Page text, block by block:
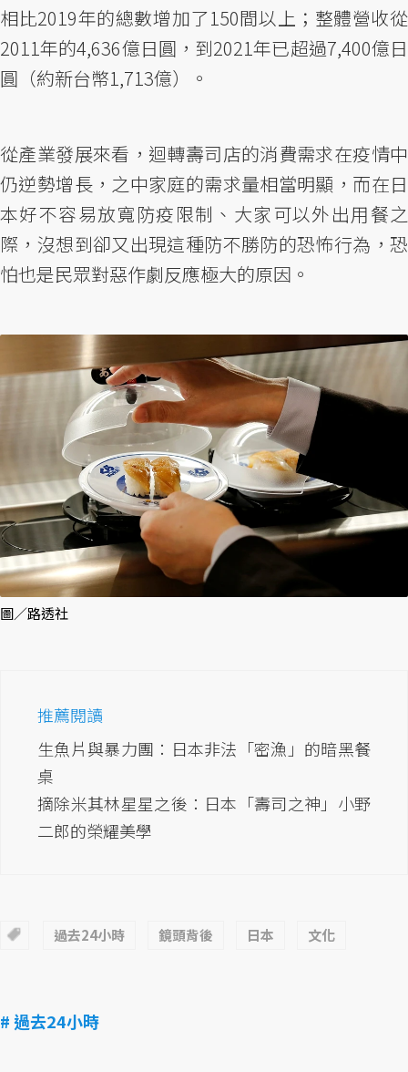
相比2019年的總數增加了150間以上；整體營收從
2011年的4,636億日圓，到2021年已超過7,400億日
圓（約新台幣1,713億）。
從產業發展來看，迴轉壽司店的消費需求在疫情中
仍逆勢增長，之中家庭的需求量相當明顯，而在日
本好不容易放寬防疫限制、大家可以外出用餐之
際，沒想到卻又出現這種防不勝防的恐怖行為，恐
怕也是民眾對惡作劇反應極大的原因。
圖／路透社
推薦閱讀
生魚片與暴力團：日本非法「密漁」的暗黑餐
桌
摘除米其林星星之後：日本「壽司之神」小野
二郎的榮耀美學
過去24小時 鏡頭背後 日本 文化
# 過去24小時